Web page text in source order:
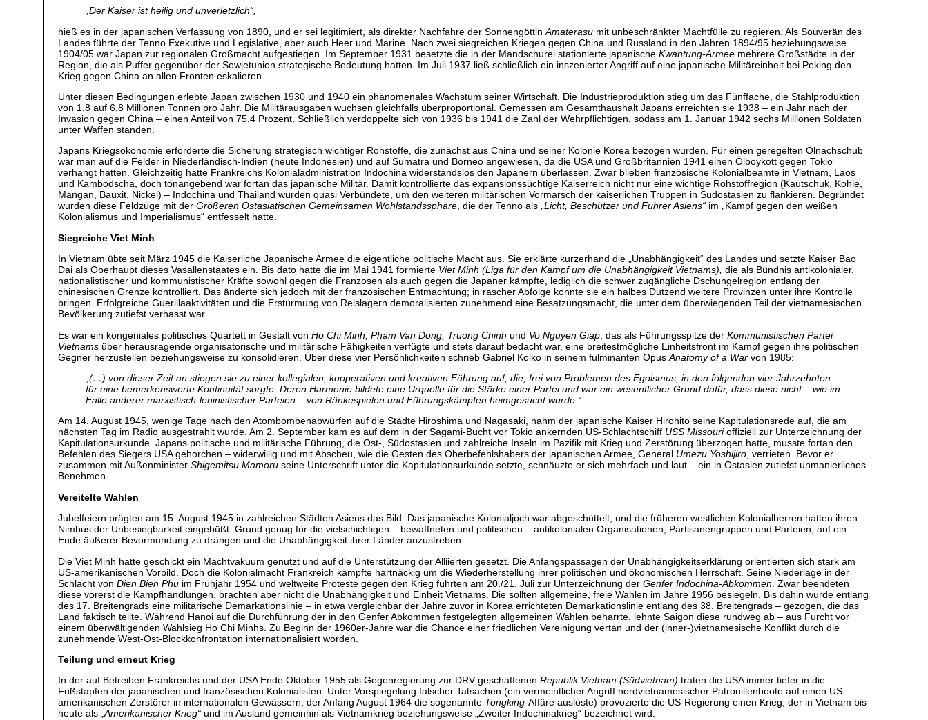
„Der Kaiser ist heilig und unverletzlich“,
hieß es in der japanischen Verfassung von 1890, und er sei legitimiert, als direkter Nachfahre der SonnengöttinAmaterasu mit unbeschränkter Machtfülle zu regieren. Als Souverän des
Landes führte der Tenno Exekutive und Legislative, aber auch Heer und Marine. Nach zwei siegreichen Kriegen gegen China und Russland in den Jahren 1894/95 beziehungsweise
1904/05 war Japan zur regionalen Großmacht aufgestiegen. Im September 1931 besetzte die in der Mandschurei stationierte japanischeKwantung-Armee mehrere Großstädte in der
Region, die als Puffer gegenüber der Sowjetunion strategische Bedeutung hatten. Im Juli 1937 ließ schließlich ein inszenierter Angriff auf eine japanische Militäreinheit bei Peking den
Krieg gegen China an allen Fronten eskalieren.
Unter diesen Bedingungen erlebte Japan zwischen 1930 und 1940 ein phänomenales Wachstum seiner Wirtschaft. Die Industrieproduktion stieg um das Fünffache, die Stahlproduktion
von 1,8 auf 6,8 Millionen Tonnen pro Jahr. Die Militärausgaben wuchsen gleichfalls überproportional. Gemessen am Gesamthaushalt Japans erreichten sie 1938 – ein Jahr nach der
Invasion gegen China – einen Anteil von 75,4 Prozent. Schließlich verdoppelte sich von 1936 bis 1941 die Zahl der Wehrpflichtigen, sodass am 1. Januar 1942 sechs Millionen Soldaten
unter Waffen standen.
Japans Kriegsökonomie erforderte die Sicherung strategisch wichtiger Rohstoffe, die zunächst aus China und seiner Kolonie Korea bezogen wurden. Für einen geregelten Ölnachschub
war man auf die Felder in Niederländisch-Indien (heute Indonesien) und auf Sumatra und Borneo angewiesen, da die USA und Großbritannien 1941 einen Ölboykott gegen Tokio
verhängt hatten. Gleichzeitig hatte Frankreichs Kolonialadministration Indochina widerstandslos den Japanern überlassen. Zwar blieben französische Kolonialbeamte in Vietnam, Laos
und Kambodscha, doch tonangebend war fortan das japanische Militär. Damit kontrollierte das expansionssüchtige Kaiserreich nicht nur eine wichtige Rohstoffregion (Kautschuk, Kohle,
Mangan, Bauxit, Nickel) – Indochina und Thailand wurden quasi Verbündete, um den weiteren militärischen Vormarsch der kaiserlichen Truppen in Südostasien zu flankieren. Begründet
wurden diese Feldzüge mit derGrößeren Ostasiatischen Gemeinsamen Wohlstandssphäre, die der Tenno als „Licht, Beschützer und Führer Asiens“ im „Kampf gegen den weißen
Kolonialismus und Imperialismus“ entfesselt hatte.
Siegreiche Viet Minh
In Vietnam übte seit März 1945 die Kaiserliche Japanische Armee die eigentliche politische Macht aus. Sie erklärte kurzerhand die „Unabhängigkeit“ des Landes und setzte Kaiser Bao
Dai als Oberhaupt dieses Vasallenstaates ein. Bis dato hatte die im Mai 1941 formierte Viet Minh (Liga für den Kampf um die Unabhängigkeit Vietnams),die als Bündnis antikolonialer,
nationalistischer und kommunistischer Kräfte sowohl gegen die Franzosen als auch gegen die Japaner kämpfte, lediglich die schwer zugängliche Dschungelregion entlang der
chinesischen Grenze kontrolliert. Das änderte sich jedoch mit der französischen Entmachtung; in rascher Abfolge konnte sie ein halbes Dutzend weitere Provinzen unter ihre Kontrolle
bringen. Erfolgreiche Guerillaaktivitäten und die Erstürmung von Reislagern demoralisierten zunehmend eine Besatzungsmacht, die unter dem überwiegenden Teil der vietnamesischen
Bevölkerung zutiefst verhasst war.
Es war ein kongeniales politisches Quartett in Gestalt von Ho Chi Minh, Pham Van Dong, Truong Chinhund Vo Nguyen Giap , das als Führungsspitze derKommunistischen Partei
Vietnams über herausragende organisatorische und militärische Fähigkeiten verfügte und stets darauf bedacht war, eine breitestmögliche Einheitsfront im Kampf gegen ihre politischen
Gegner herzustellen beziehungsweise zu konsolidieren. Über diese vier Persönlichkeiten schrieb Gabriel Kolko in seinem fulminanten OpusAnatomy of a War von 1985:
„(…) von dieser Zeit an stiegen sie zu einer kollegialen, kooperativen und kreativen Führung auf, die, frei von Problemen des Egoismus, in den folgenden vier Jahrzehnten
für eine bemerkenswerte Kontinuität sorgte. Deren Harmonie bildete eine Urquelle für die Stärke einer Partei und war ein wesentlicher Grund dafür, dass diese nicht – wie im
Falle anderer marxistisch-leninistischer Parteien – von Ränkespielen und Führungskämpfen heimgesucht wurde.“
Am 14. August 1945, wenige Tage nach den Atombombenabwürfen auf die Städte Hiroshima und Nagasaki, nahm der japanische Kaiser Hirohito seine Kapitulationsrede auf, die am
nächsten Tag im Radio ausgestrahlt wurde. Am 2. September kam es auf dem in der Sagami-Bucht vor Tokio ankernden US-Schlachtschiff USS Missourioffiziell zur Unterzeichnung der
Kapitulationsurkunde. Japans politische und militärische Führung, die Ost-, Südostasien und zahlreiche Inseln im Pazifik mit Krieg und Zerstörung überzogen hatte, musste fortan den
Befehlen des Siegers USA gehorchen – widerwillig und mit Abscheu, wie die Gesten des Oberbefehlshabers der japanischen Armee, General Umezu Yoshijiro, verrieten. Bevor er
zusammen mit AußenministerShigemitsu Mamoru seine Unterschrift unter die Kapitulationsurkunde setzte, schnäuzte er sich mehrfach und laut – ein in Ostasien zutiefst unmanierliches
Benehmen.
Vereitelte Wahlen
Jubelfeiern prägten am 15. August 1945 in zahlreichen Städten Asiens das Bild. Das japanische Kolonialjoch war abgeschüttelt, und die früheren westlichen Kolonialherren hatten ihren
Nimbus der Unbesiegbarkeit eingebüßt. Grund genug für die vielschichtigen – bewaffneten und politischen – antikolonialen Organisationen, Partisanengruppen und Parteien, auf ein
Ende äußerer Bevormundung zu drängen und die Unabhängigkeit ihrer Länder anzustreben.
Die Viet Minh hatte geschickt ein Machtvakuum genutzt und auf die Unterstützung der Alliierten gesetzt. Die Anfangspassagen der Unabhängigkeitserklärung orientierten sich stark am
US-amerikanischen Vorbild. Doch die Kolonialmacht Frankreich kämpfte hartnäckig um die Wiederherstellung ihrer politischen und ökonomischen Herrschaft. Seine Niederlage in der
Schlacht vonDien Bien Phu im Frühjahr 1954 und weltweite Proteste gegen den Krieg führten am 20./21. Juli zur Unterzeichnung derGenfer Indochina-Abkommen . Zwar beendeten
diese vorerst die Kampfhandlungen, brachten aber nicht die Unabhängigkeit und Einheit Vietnams. Die sollten allgemeine, freie Wahlen im Jahre 1956 besiegeln. Bis dahin wurde entlang
des 17. Breitengrads eine militärische Demarkationslinie – in etwa vergleichbar der Jahre zuvor in Korea errichteten Demarkationslinie entlang des 38. Breitengrads – gezogen, die das
Land faktisch teilte. Während Hanoi auf die Durchführung der in den Genfer Abkommen festgelegten allgemeinen Wahlen beharrte, lehnte Saigon diese rundweg ab – aus Furcht vor
einem überwältigenden Wahlsieg Ho Chi Minhs. Zu Beginn der 1960er-Jahre war die Chance einer friedlichen Vereinigung vertan und der (inner-)vietnamesische Konflikt durch die
zunehmende West-Ost-Blockkonfrontation internationalisiert worden.
Teilung und erneut Krieg
In der auf Betreiben Frankreichs und der USA Ende Oktober 1955 als Gegenregierung zur DRV geschaffenenRepublik Vietnam (Südvietnam) traten die USA immer tiefer in die
Fußstapfen der japanischen und französischen Kolonialisten. Unter Vorspiegelung falscher Tatsachen (ein vermeintlicher Angriff nordvietnamesischer Patrouillenboote auf einen US-
amerikanischen Zerstörer in internationalen Gewässern, der Anfang August 1964 die sogenannte Tongking-Affäre auslöste) provozierte die US-Regierung einen Krieg, der in Vietnam bis
heute als„Amerikanischer Krieg“ und im Ausland gemeinhin als Vietnamkrieg beziehungsweise „Zweiter Indochinakrieg“ bezeichnet wird.